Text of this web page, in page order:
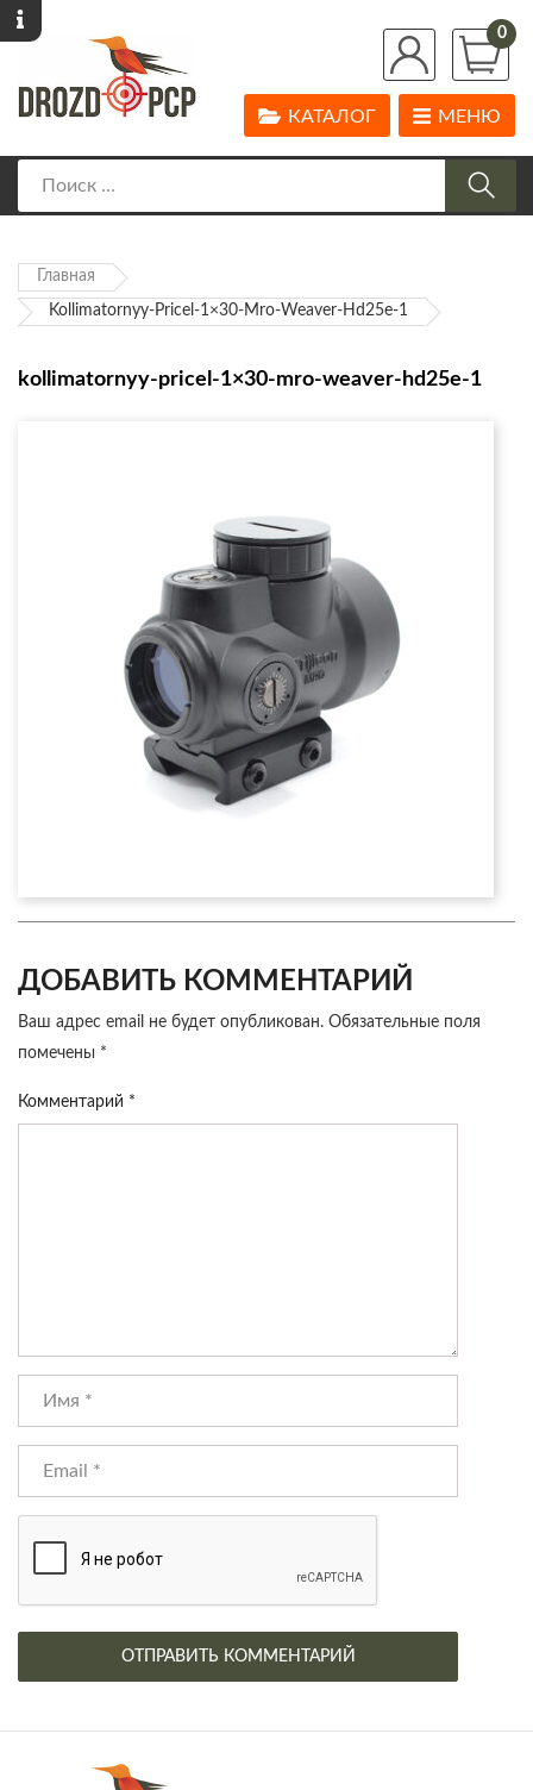
0
МЕНЮ
КАТАЛОГ
Главная
Kollimatornyy-Pricel-1×30-Mro-Weaver-Hd25e-1
kollimatornyy-pricel-1×30-mro-weaver-hd25e-1
ДОБАВИТЬ КОММЕНТАРИЙ
Ваш адрес email не будет опубликован. Обязательные поля
помечены *
Комментарий *